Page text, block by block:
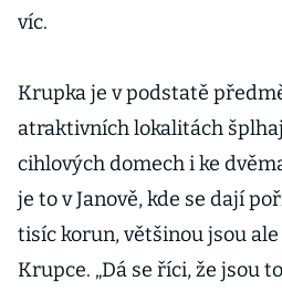
víc.
Krupka je v podstatě
atraktivních lokalitách
cihlových domech i ke
je to v Janově, kde se dají
tisíc korun, většinou jsou
Krupce. „Dá se říci, že jsou